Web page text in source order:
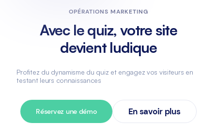
OPÉRATIONS MARKETING
Avec le quiz, votre site
devient ludique
Profitez du dynamisme du quiz et engagez vos visiteurs en
testant leurs connaissances
Réservez une démo En savoir plus